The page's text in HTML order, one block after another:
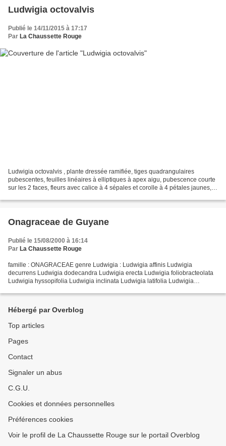
Ludwigia octovalvis
Publié le 14/11/2015 à 17:17
Par La Chaussette Rouge
Ludwigia octovalvis , plante dressée ramifiée, tiges quadrangulaires
pubescentes, feuilles linéaires à elliptiques à apex aigu, pubescence courte
sur les 2 faces, fleurs avec calice à 4 sépales et corolle à 4 pétales jaunes,
Onagraceae de Guyane
Publié le 15/08/2000 à 16:14
Par La Chaussette Rouge
famille : ONAGRACEAE genre Ludwigia : Ludwigia affinis Ludwigia
decurrens Ludwigia dodecandra Ludwigia erecta Ludwigia foliobracteolata
Ludwigia hyssopifolia Ludwigia inclinata Ludwigia latifolia Ludwigia
Hébergé par Overblog
Top articles
Pages
Contact
Signaler un abus
C.G.U.
Cookies et données personnelles
Préférences cookies
Voir le profil de La Chaussette Rouge sur le portail Overblog